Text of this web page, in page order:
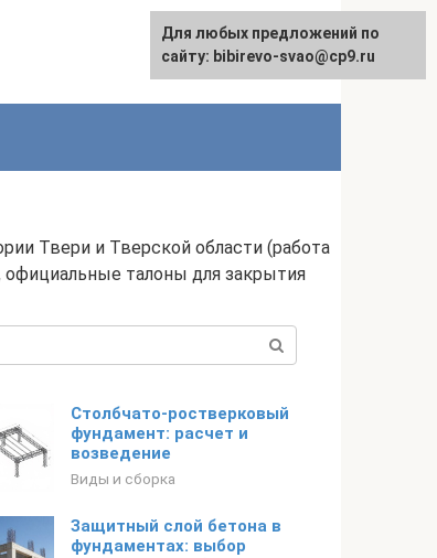
Твери и Тверской области (работа
талоны для закрытия
Столбчато-ростверковый
фундамент: расчет и
возведение
Виды и сборка
Защитный слой бетона в
фундаментах: выбор
Для любых предложений по
сайту: bibirevo-svao@cp9.ru